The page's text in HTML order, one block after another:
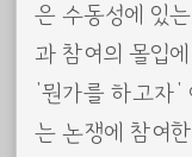
은 수동성에 있
과 참여의 몰입
‘뭔가를 하고자
는 논쟁에 참여